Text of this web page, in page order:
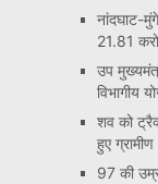
नांदघाट-
21.81
उप
विभागीय
शव को
हुए ग्रामीण
97 की